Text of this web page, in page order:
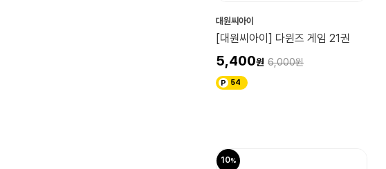
대원씨아이
[대원씨아이] 다윈즈 게임 21권
5,400 6,000
54
10